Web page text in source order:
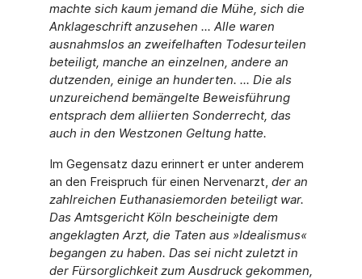
machte sich kaum jemand die Mühe, sich die
Anklageschrift anzusehen ... Alle waren
ausnahmslos an zweifelhaften Todesurteilen
beteiligt, manche an einzelnen, andere an
dutzenden, einige an hunderten. ... Die als
unzureichend bemängelte Beweisführung
entsprach dem alliierten Sonderrecht, das
auch in den Westzonen Geltung hatte.
Im Gegensatz dazu erinnert er unter anderem
an den Freispruch für einen Nervenarzt, der an
zahlreichen Euthanasiemorden beteiligt war.
Das Amtsgericht Köln bescheinigte dem
angeklagten Arzt, die Taten aus »Idealismus«
begangen zu haben. Das sei nicht zuletzt in
der Fürsorglichkeit zum Ausdruck gekommen,